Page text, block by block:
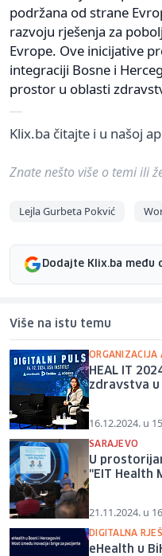
podržana od strane
razvoju rješenja za
Evrope. Ove inicijative
integraciji Bosne i
prostor u oblasti
Klix.ba čitajte i u našoj
Znate nešto više o temi ili
Lejla Gurbeta Pokvić
Dodajte Klix.ba među
Više na istu temu
ORGANIZACIJA
HEAL IT
zdravstva u
16.12.2024. u
SARAJEVO
U
"EIT Health
21.11.2024. u
DIGITALNA
eHealth u